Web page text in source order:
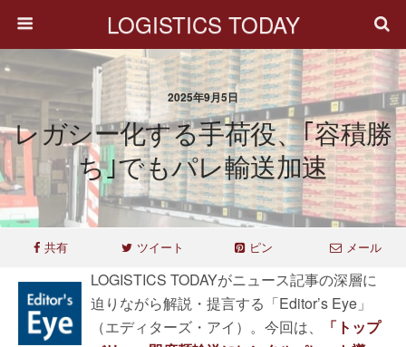
LOGISTICS TODAY
2025年9月5日
レガシー化する手荷役、｢容積勝
ち｣でもパレ輸送加速
共有 ツイート ピン メール
LOGISTICS TODAYがニュース記事の深層に
迫りながら解説・提言する「Editor’s Eye」
（エディターズ・アイ）。今回は、
「トップ